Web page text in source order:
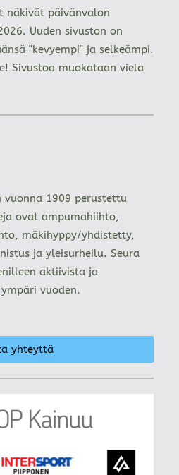
näkivät päivänvalon
Uuden sivuston on
"kevyempi" ja selkeämpi.
Sivustoa muokataan vielä
vuonna 1909 perustettu
ovat ampumahiihto,
mäkihyppy/yhdistetty,
ja yleisurheilu. Seura
aktiivista ja
vuoden.
yhteyttä